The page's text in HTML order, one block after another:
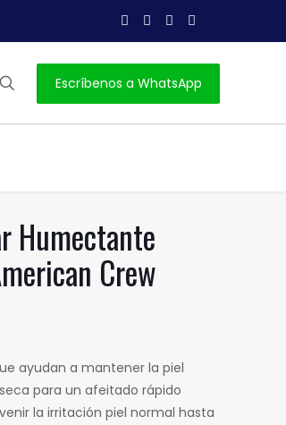
Escríbenos a WhatsApp
Humectante
Crew
ayudan a mantener la piel
para un afeitado rápido
la irritación piel normal hasta